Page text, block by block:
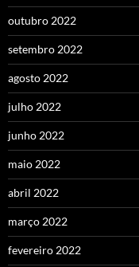
outubro 2022
setembro 2022
agosto 2022
julho 2022
junho 2022
maio 2022
abril 2022
março 2022
fevereiro 2022